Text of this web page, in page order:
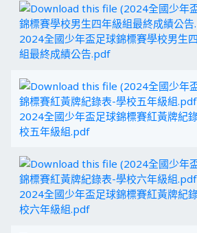
2024全國少年盃足球錦標賽學校男生
組最終成績公告.pdf
2024全國少年盃足球錦標賽紅黃牌紀
校五年級組.pdf
2024全國少年盃足球錦標賽紅黃牌紀
校六年級組.pdf